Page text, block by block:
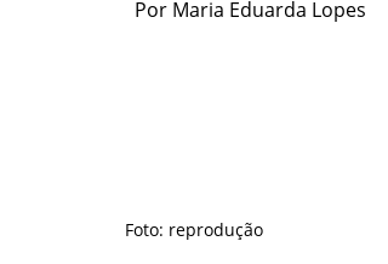
Por Maria Eduarda Lopes
Foto: reprodução